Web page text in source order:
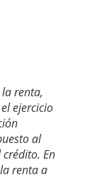
renta,
ejercicio
al
En
renta a